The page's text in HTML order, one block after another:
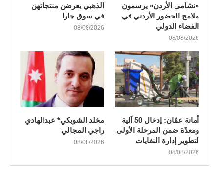
«نشامى الأردن» يرسمون
ملامح الحضور الأردني في
الفضاء الدولي
08/08/2026
الذهبي يعرضن منتجاتهن
في سوق جارا
08/08/2026
أمانة عمّان: إدخال 50 آلية
ومعدّة ضمن المرحلة الأولى
لتطوير إدارة النفايات
08/08/2026
مخلد الشوبكي* عبدالهادي
راجي المجالي
08/08/2026